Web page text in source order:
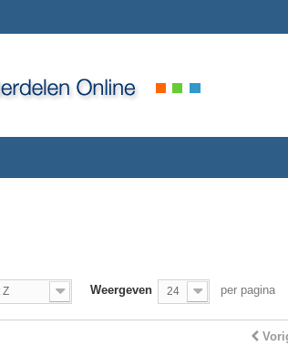
Z Weergeven 24 per pagina